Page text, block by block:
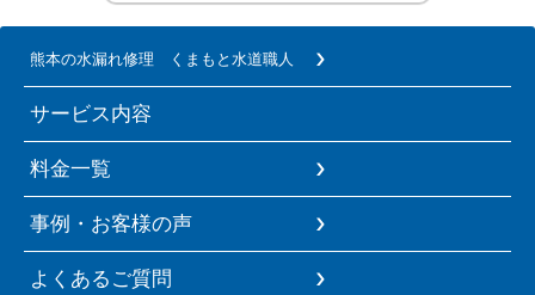
熊本の水漏れ修理 くまもと水道職人
サービス内容
料金一覧
事例・お客様の声
よくあるご質問